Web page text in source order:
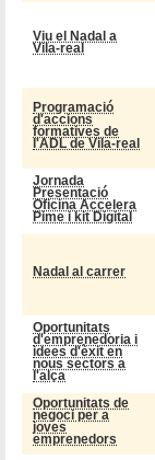
Viu el Nadal a
Vila-real
Programació
d'accions
formatives de
l'ADL de Vila-real
Jornada
Presentació
Oficina Accelera
Pime i kit Digital
Nadal al carrer
Oportunitats
d'emprenedoria i
idees d'èxit en
nous sectors a
l'alça
Oportunitats de
negoci per a
joves
emprenedors